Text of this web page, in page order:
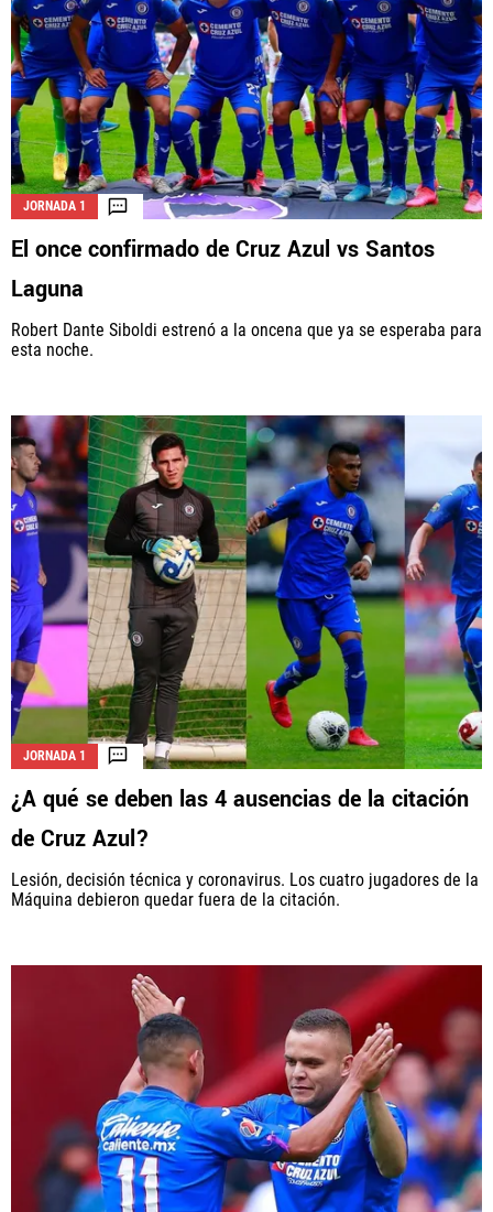
JORNADA 1
El once confirmado de Cruz Azul vs Santos
Laguna
Robert Dante Siboldi estrenó a la oncena que ya se esperaba para
esta noche.
JORNADA 1
¿A qué se deben las 4 ausencias de la citación
de Cruz Azul?
Lesión, decisión técnica y coronavirus. Los cuatro jugadores de la
Máquina debieron quedar fuera de la citación.